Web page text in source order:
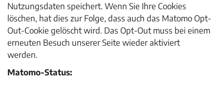
Nutzungsdaten speichert. Wenn Sie Ihre Cookies
löschen, hat dies zur Folge, dass auch das Matomo Opt-
Out-Cookie gelöscht wird. Das Opt-Out muss bei einem
erneuten Besuch unserer Seite wieder aktiviert
werden.
Matomo-Status: